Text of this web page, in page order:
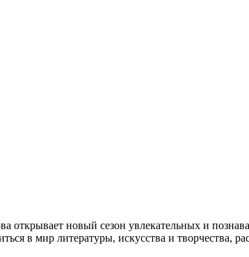
новый сезон увлекательных и
в мир литературы, искусства и творчества,